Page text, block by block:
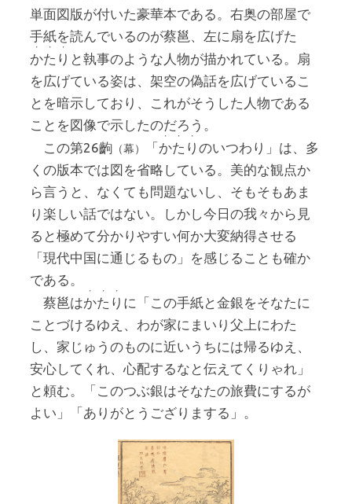
単面図版が付いた豪華本である。右奥の部屋で
手紙を読んでいるのが蔡邕、左に扇を広げた
かたり
・・・
と執事のような人物が描かれている。扇
を広げている姿は、架空の偽話を広げているこ
とを暗示しており、これがそうした人物である
ことを図像で示したのだろう。
この第26齣 （幕） 「かたり
・・・
のいつわり」は、多
くの版本では図を省略している。美的な観点か
ら言うと、なくても問題ないし、そもそもあま
り楽しい話ではない。しかし今日の我々から見
ると極めて分かりやすい何か大変納得させる
「現代中国に通じるもの」を感じることも確か
である。
蔡邕はかたり
・・・
に「この手紙と金銀をそなたに
ことづけるゆえ、わが家にまいり父上にわた
し、家じゅうのものに近いうちには帰るゆえ、
安心してくれ、心配するなと伝えてくりゃれ」
と頼む。「このつぶ銀はそなたの旅費にするが
よい」「ありがとうござりまする」。